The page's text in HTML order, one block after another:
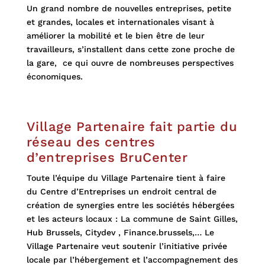
Un grand nombre de nouvelles entreprises, petite
et grandes, locales et internationales visant à
améliorer la mobilité et le bien être de leur
travailleurs, s’installent dans cette zone proche de
la gare, ce qui ouvre de nombreuses perspectives
économiques.
Village Partenaire fait partie du
réseau des centres
d’entreprises BruCenter
Toute l’équipe du Village Partenaire tient à faire
du Centre d’Entreprises un endroit central de
création de synergies entre les sociétés hébergées
et les acteurs locaux : La commune de Saint Gilles,
Hub Brussels, Citydev , Finance.brussels,… Le
Village Partenaire veut soutenir l’initiative privée
locale par l’hébergement et l’accompagnement des